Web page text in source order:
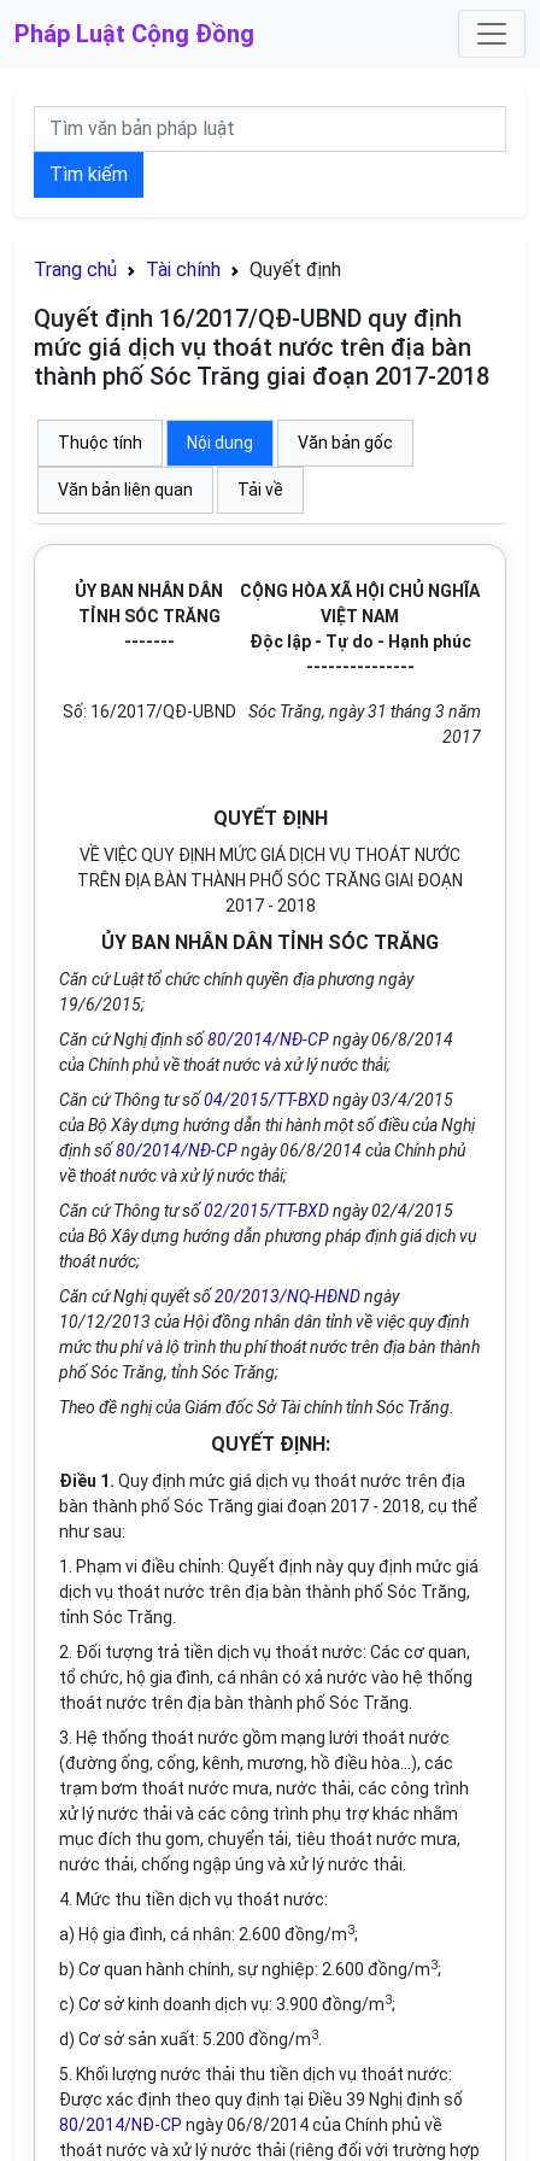
Pháp Luật Cộng Đồng
Tìm kiếm
Trang chủ Tài chính Quyết định
Quyết định 16/2017/QĐ-UBND quy định
mức giá dịch vụ thoát nước trên địa bàn
thành phố Sóc Trăng giai đoạn 2017-2018
Thuộc tính Nội dung Văn bản gốc
Văn bản liên quan Tải về
ỦY BAN NHÂN DÂN
TỈNH SÓC TRĂNG
-------
CỘNG HÒA XÃ HỘI CHỦ NGHĨA
VIỆT NAM
Độc lập - Tự do - Hạnh phúc
---------------
Số: 16/2017/QĐ-UBND
Sóc Trăng, ngày 31 tháng 3 năm
2017
QUYẾT ĐỊNH
VỀ VIỆC QUY ĐỊNH MỨC GIÁ DỊCH VỤ THOÁT NƯỚC
TRÊN ĐỊA BÀN THÀNH PHỐ SÓC TRĂNG GIAI ĐOẠN
2017 - 2018
ỦY BAN NHÂN DÂN TỈNH SÓC TRĂNG
Căn cứ Luật tổ chức chính quyền địa phương ngày
19/6/2015;
Căn cứ Nghị định số80/2014/NĐ-CPngày 06/8/2014
của Chính phủ về thoát nước và xử lý nước thải;
Căn cứ Thông tư số04/2015/TT-BXDngày 03/4/2015
của Bộ Xây dựng hướng dẫn thi hành một số điều của Nghị
định số80/2014/NĐ-CPngày 06/8/2014 của Chính phủ
về thoát nước và xử lý nước thải;
Căn cứ Thông tư số02/2015/TT-BXDngày 02/4/2015
của Bộ Xây dựng hướng dẫn phương pháp định giá dịch vụ
thoát nước;
Căn cứ Nghị quyết số20/2013/NQ-HĐNDngày
10/12/2013 của Hội đồng nhân dân tỉnh về việc quy định
mức thu phí và lộ trình thu phí thoát nước trên địa bàn thành
phố Sóc Trăng, tỉnh Sóc Trăng;
Theo đề nghị của Giám đốc Sở Tài chính tỉnh Sóc Trăng.
QUYẾT ĐỊNH:
Điều 1. Quy định mức giá dịch vụ thoát nước trên địa
bàn thành phố Sóc Trăng giai đoạn 2017 - 2018, cụ thể
như sau:
1. Phạm vi điều chỉnh: Quyết định này quy định mức giá
dịch vụ thoát nước trên địa bàn thành phố Sóc Trăng,
tỉnh Sóc Trăng.
2. Đối tượng trả tiền dịch vụ thoát nước: Các cơ quan,
tổ chức, hộ gia đình, cá nhân có xả nước vào hệ thống
thoát nước trên địa bàn thành phố Sóc Trăng.
3. Hệ thống thoát nước gồm mạng lưới thoát nước
(đường ống, cống, kênh, mương, hồ điều hòa...), các
trạm bơm thoát nước mưa, nước thải, các công trình
xử lý nước thải và các công trình phụ trợ khác nhằm
mục đích thu gom, chuyển tải, tiêu thoát nước mưa,
nước thải, chống ngập úng và xử lý nước thải.
4. Mức thu tiền dịch vụ thoát nước:
a) Hộ gia đình, cá nhân: 2.600 đồng/m3;
b) Cơ quan hành chính, sự nghiệp: 2.600 đồng/m3;
c) Cơ sở kinh doanh dịch vụ: 3.900 đồng/m3;
d) Cơ sở sản xuất: 5.200 đồng/m3
5. Khối lượng nước thải thu tiền dịch vụ thoát nước:
Được xác định theo quy định tại Điều 39 Nghị định số
80/2014/NĐ-CP ngày 06/8/2014 của Chính phủ về
thoát nước và xử lý nước thải (riêng đối với trường hợp